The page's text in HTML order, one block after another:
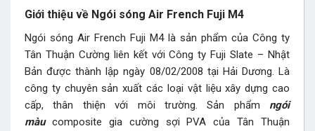
Giới thiệu về Ngói sóng Air French Fuji M4
Ngói sóng Air French Fuji M4 là sản phẩm của Công ty
Tân Thuận Cường liên kết với Công ty Fuji Slate – Nhật
Bản được thành lập ngày 08/02/2008 tại Hải Dương. Là
công ty chuyên sản xuất các loại vật liệu xây dựng cao
cấp, thân thiện với môi trường. Sản phẩm ngói
màucomposite gia cường sợi PVA của Tân Thuận